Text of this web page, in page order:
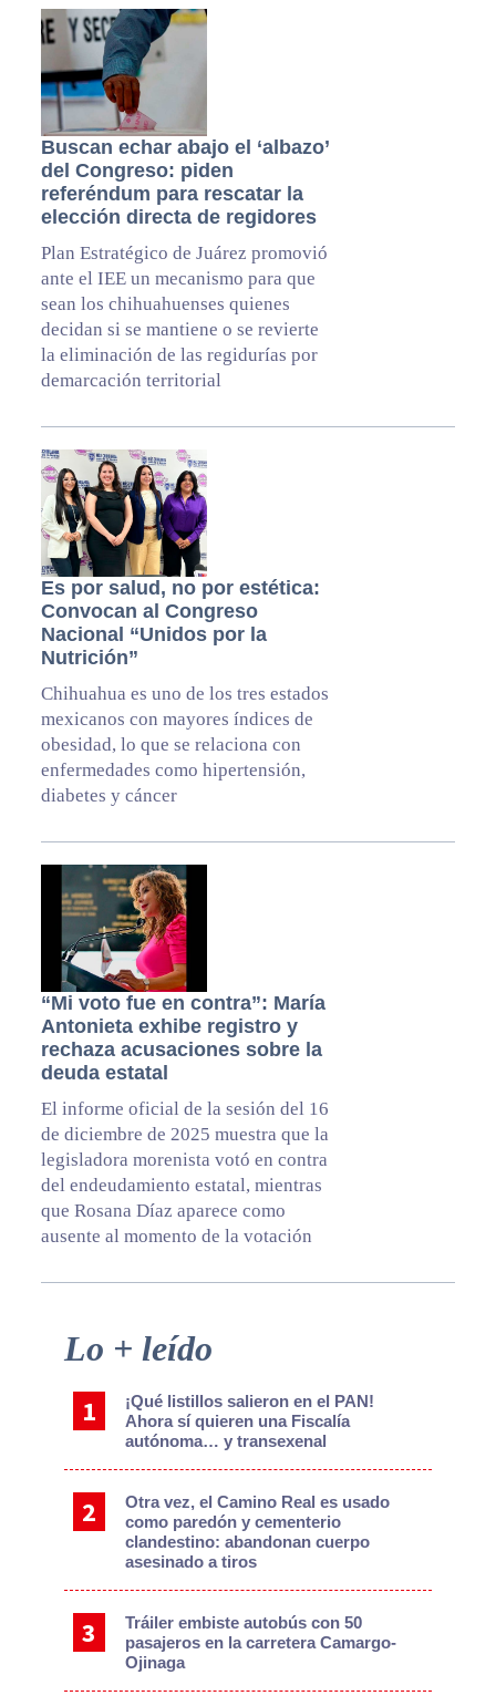
Buscan echar abajo el ‘albazo’
del Congreso: piden
referéndum para rescatar la
elección directa de regidores
Plan Estratégico de Juárez promovió
ante el IEE un mecanismo para que
sean los chihuahuenses quienes
decidan si se mantiene o se revierte
la eliminación de las regidurías por
demarcación territorial
Es por salud, no por estética:
Convocan al Congreso
Nacional “Unidos por la
Nutrición”
Chihuahua es uno de los tres estados
mexicanos con mayores índices de
obesidad, lo que se relaciona con
enfermedades como hipertensión,
diabetes y cáncer
“Mi voto fue en contra”: María
Antonieta exhibe registro y
rechaza acusaciones sobre la
deuda estatal
El informe oficial de la sesión del 16
de diciembre de 2025 muestra que la
legisladora morenista votó en contra
del endeudamiento estatal, mientras
que Rosana Díaz aparece como
ausente al momento de la votación
Primary
Lo + leído
¡Qué listillos salieron en el PAN!
Ahora sí quieren una Fiscalía
autónoma… y transexenal
Otra vez, el Camino Real es usado
como paredón y cementerio
clandestino: abandonan cuerpo
asesinado a tiros
Tráiler embiste autobús con 50
pasajeros en la carretera Camargo-
Ojinaga